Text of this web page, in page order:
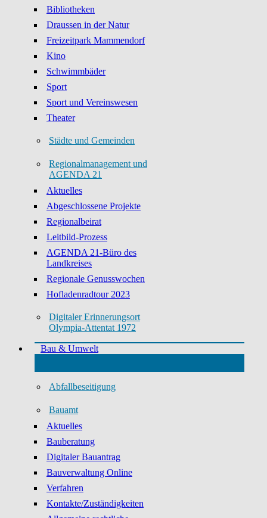
Bibliotheken
Draussen in der Natur
Freizeitpark Mammendorf
Kino
Schwimmbäder
Sport
Sport und Vereinswesen
Theater
Städte und Gemeinden
Regionalmanagement und
AGENDA 21
Aktuelles
Abgeschlossene Projekte
Regionalbeirat
Leitbild-Prozess
AGENDA 21-Büro des
Landkreises
Regionale Genusswochen
Hofladenradtour 2023
Digitaler Erinnerungsort
Olympia-Attentat 1972
Bau & Umwelt
Abfallbeseitigung
Bauamt
Aktuelles
Bauberatung
Digitaler Bauantrag
Bauverwaltung Online
Verfahren
Kontakte/Zuständigkeiten